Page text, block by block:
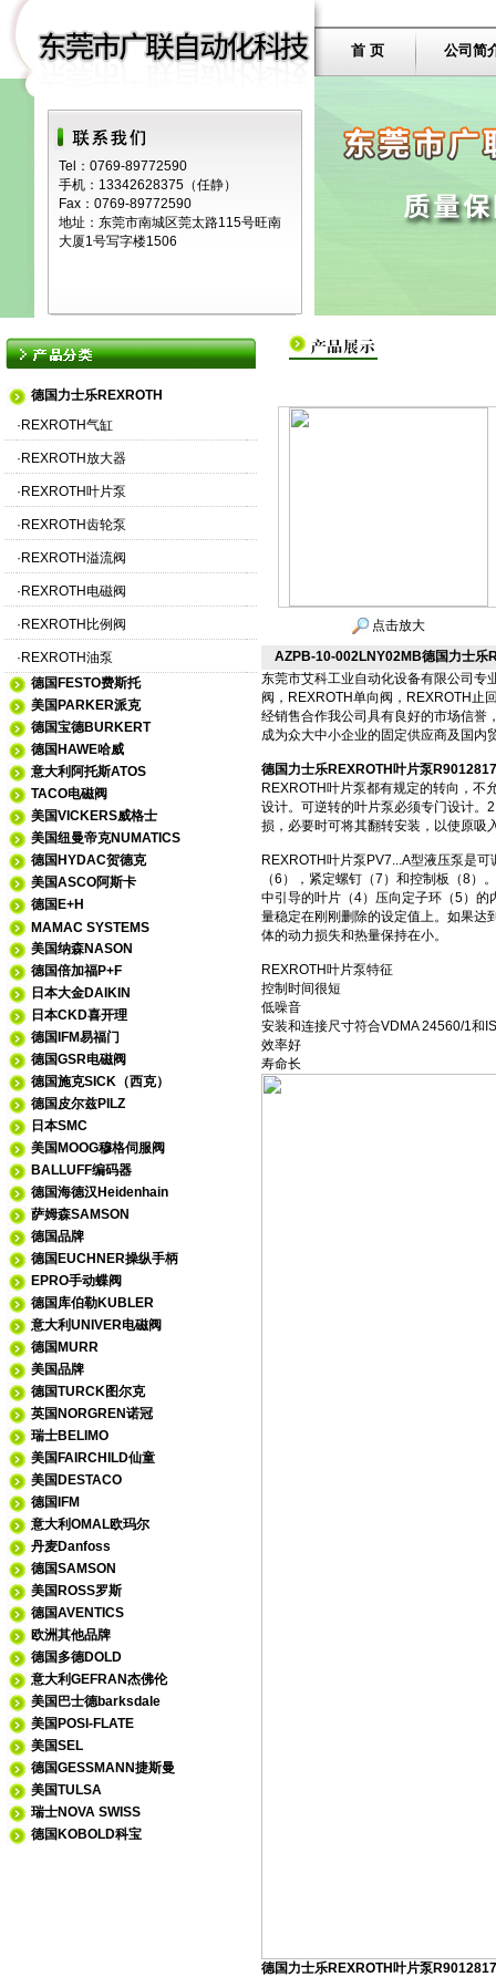
Tel：0769-89772590
手机：13342628375（任静）
Fax：0769-89772590
地址：东莞市南城区莞太路115号旺南
大厦1号写字楼1506
首 页 公司简
德国力士乐REXROTH
· REXROTH气缸
· REXROTH放大器
· REXROTH叶片泵
· REXROTH齿轮泵
· REXROTH溢流阀
· REXROTH电磁阀
· REXROTH比例阀
· REXROTH油泵
德国FESTO费斯托
美国PARKER派克
德国宝德BURKERT
德国HAWE哈威
意大利阿托斯ATOS
TACO电磁阀
美国VICKERS威格士
美国纽曼帝克NUMATICS
德国HYDAC贺德克
美国ASCO阿斯卡
德国E+H
MAMAC SYSTEMS
美国纳森NASON
德国倍加福P+F
日本大金DAIKIN
日本CKD喜开理
德国IFM易福门
德国GSR电磁阀
德国施克SICK（西克）
德国皮尔兹PILZ
日本SMC
美国MOOG穆格伺服阀
BALLUFF编码器
德国海德汉Heidenhain
萨姆森SAMSON
德国品牌
德国EUCHNER操纵手柄
EPRO手动蝶阀
德国库伯勒KUBLER
意大利UNIVER电磁阀
德国MURR
美国品牌
德国TURCK图尔克
英国NORGREN诺冠
瑞士BELIMO
美国FAIRCHILD仙童
美国DESTACO
德国IFM
意大利OMAL欧玛尔
丹麦Danfoss
德国SAMSON
美国ROSS罗斯
德国AVENTICS
欧洲其他品牌
德国多德DOLD
意大利GEFRAN杰佛伦
美国巴士德barksdale
美国POSI-FLATE
美国SEL
德国GESSMANN捷斯曼
美国TULSA
瑞士NOVA SWISS
德国KOBOLD科宝
点击放大
AZPB-10-002LNY02MB德国力士乐
东莞市艾科工业自动化设备有限公司专
阀，REXROTH单向阀，REXROTH止
经销售合作我公司具有良好的市场信誉
成为众大中小企业的固定供应商及国内
德国力士乐REXROTH叶片泵
REXROTH叶片泵都有规定的转向，不
设计。可逆转的叶片泵必须专门设计。
损，必要时可将其翻转安装，以使原吸
REXROTH叶片泵PV7...A型液压泵是
（6），紧定螺钉（7）和控制板（8
中引导的叶片（4）压向定子环（5）
量稳定在刚刚删除的设定值上。如果达
体的动力损失和热量保持在小。
REXROTH叶片泵特征
控制时间很短
低噪音
安装和连接尺寸符合VDMA 24560/1和
效率好
寿命长
德国力士乐REXROTH叶片泵